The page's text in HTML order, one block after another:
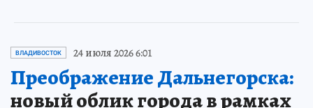
ВЛАДИВОСТОК 24 июля 2026 6:01
Преображение Дальнегорска:
новый облик города в рамках